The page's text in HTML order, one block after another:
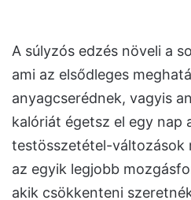
A súlyzós edzés növeli a
ami az elsődleges
anyagcserédnek, vagyis
kalóriát égetsz el egy nap
testösszetétel-változások
az egyik legjobb
akik csökkenteni